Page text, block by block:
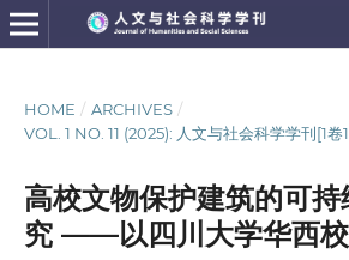
HOME / ARCHIVES /
VOL. 1 NO. 11 (2025): 人文与社会科学学刊[1卷
高校文物保护建筑的可
究 ——以四川大学华西校